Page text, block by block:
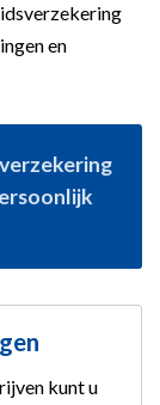
en
kunt u